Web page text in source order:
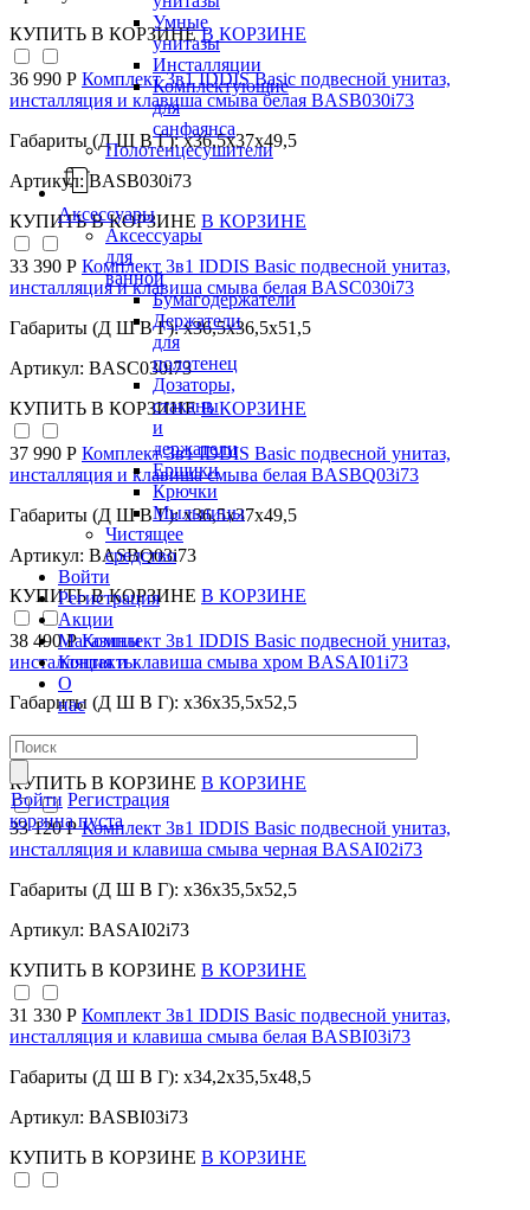
Умные
унитазы
Инсталляции
Комплектующие
для
санфаянса
Полотенцесушители
Аксессуары
Аксессуары
для
ванной
Бумагодержатели
Держатели
для
полотенец
Дозаторы,
стаканы
и
держатели
Ершики
Крючки
Мыльницы
Чистящее
средство
Войти
Регистрация
Акции
Магазины
Контакты
О
нас
Войти Регистрация
корзина пуста
КУПИТЬ В КОРЗИНЕ В КОРЗИНЕ
36 990 Р Комплект 3в1 IDDIS Basic подвесной унитаз,
инсталляция и клавиша смыва белая BASB030i73
Габариты (Д Ш В Г): x36,5x37x49,5
Артикул: BASB030i73
КУПИТЬ В КОРЗИНЕ В КОРЗИНЕ
33 390 Р Комплект 3в1 IDDIS Basic подвесной унитаз,
инсталляция и клавиша смыва белая BASC030i73
Габариты (Д Ш В Г): x36,5x36,5x51,5
Артикул: BASC030i73
КУПИТЬ В КОРЗИНЕ В КОРЗИНЕ
37 990 Р Комплект 3в1 IDDIS Basic подвесной унитаз,
инсталляция и клавиша смыва белая BASBQ03i73
Габариты (Д Ш В Г): x36,5x37x49,5
Артикул: BASBQ03i73
КУПИТЬ В КОРЗИНЕ В КОРЗИНЕ
38 490 РКомплект 3в1 IDDIS Basic подвесной унитаз,
инсталляция и клавиша смыва хром BASAI01i73
Габариты (Д Ш В Г): x36x35,5x52,5
Артикул: BASAI01i73
КУПИТЬ В КОРЗИНЕ В КОРЗИНЕ
33 120 РКомплект 3в1 IDDIS Basic подвесной унитаз,
инсталляция и клавиша смыва черная BASAI02i73
Габариты (Д Ш В Г): x36x35,5x52,5
Артикул: BASAI02i73
КУПИТЬ В КОРЗИНЕ В КОРЗИНЕ
31 330 Р Комплект 3в1 IDDIS Basic подвесной унитаз,
инсталляция и клавиша смыва белая BASBI03i73
Габариты (Д Ш В Г): x34,2x35,5x48,5
Артикул: BASBI03i73
КУПИТЬ В КОРЗИНЕ В КОРЗИНЕ